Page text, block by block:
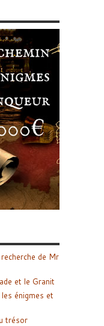
de Mr
et le Granit
énigmes et
trésor